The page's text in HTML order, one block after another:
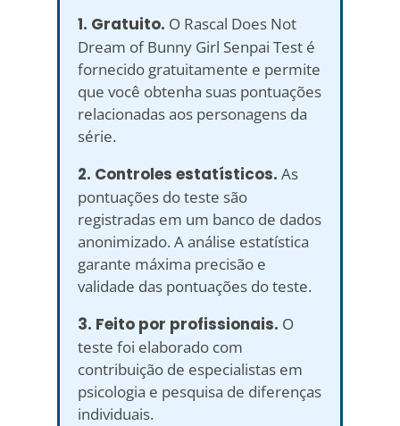
1. Gratuito. O Rascal Does Not
Dream of Bunny Girl Senpai Test é
fornecido gratuitamente e permite
que você obtenha suas pontuações
relacionadas aos personagens da
série.
2. Controles estatísticos. As
pontuações do teste são
registradas em um banco de dados
anonimizado. A análise estatística
garante máxima precisão e
validade das pontuações do teste.
3. Feito por profissionais. O
teste foi elaborado com
contribuição de especialistas em
psicologia e pesquisa de diferenças
individuais.